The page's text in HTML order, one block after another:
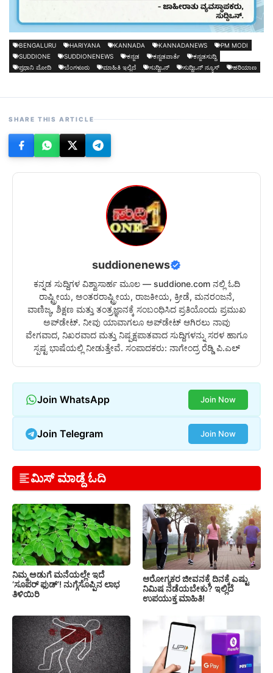
BENGALURU HARIYANA KANNADA KANNADANEWS
PM MODI
SUDDIONE
SUDDIONENEWS ಕನ್ನಡ ಕನ್ನಡವಾರ್ತೆ
ಕನ್ನಡಸುದ್ದಿ
ಪ್ರಧಾನಿ ಮೋದಿ
ಬೆಂಗಳೂರು ಮಾಹಿತಿ ಇಲ್ಲಿದೆ ಸುದ್ದಿಒನ್ ಸುದ್ದಿಒನ್ ನ್ಯೂಸ್ ಹರಿಯಾಣ
SHARE THIS ARTICLE
suddionenews
ಕನ್ನಡ ಸುದ್ದಿಗಳ ವಿಶ್ವಾಸಾರ್ಹ ಮೂಲ — suddione.com ನಲ್ಲಿ ಓದಿ
ರಾಷ್ಟ್ರೀಯ, ಅಂತರರಾಷ್ಟ್ರೀಯ, ರಾಜಕೀಯ, ಕ್ರೀಡೆ, ಮನರಂಜನೆ,
ವಾಣಿಜ್ಯ, ಶಿಕ್ಷಣ ಮತ್ತು ತಂತ್ರಜ್ಞಾನಕ್ಕೆ ಸಂಬಂಧಿಸಿದ ಪ್ರತಿಯೊಂದು ಪ್ರಮುಖ
ಅಪ್‌ಡೇಟ್. ನೀವು ಯಾವಾಗಲೂ ಅಪ್‌ಡೇಟ್ ಆಗಿರಲು ನಾವು
ವೇಗವಾದ, ನಿಖರವಾದ ಮತ್ತು ನಿಷ್ಪಕ್ಷಪಾತವಾದ ಸುದ್ದಿಗಳನ್ನು ಸರಳ ಹಾಗೂ
ಸ್ಪಷ್ಟ ಭಾಷೆಯಲ್ಲಿ ನೀಡುತ್ತೇವೆ. ಸಂಪಾದಕರು: ನಾಗೇಂದ್ರ ರೆಡ್ಡಿ ಪಿ.ಎಲ್
Join WhatsApp Join Now
Join Telegram Join Now
ಮಿಸ್ ಮಾಡ್ದೆ ಓದಿ
ನಿಮ್ಮ ಅಡುಗೆ ಮನೆಯಲ್ಲೇ ಇದೆ
‘ಸೂಪರ್ ಫುಡ್’! ನುಗ್ಗೆಸೊಪ್ಪಿನ ಲಾಭ
ತಿಳಿಯಿರಿ
ಆರೋಗ್ಯಕರ ಜೀವನಕ್ಕೆ ದಿನಕ್ಕೆ ಎಷ್ಟು
ನಿಮಿಷ ನಡೆಯಬೇಕು? ಇಲ್ಲಿದೆ
ಉಪಯುಕ್ತ ಮಾಹಿತಿ!